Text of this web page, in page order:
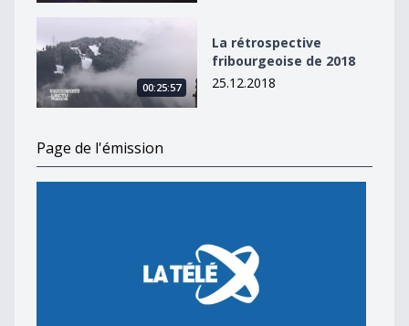
00:25:57
La rétrospective
fribourgeoise de 2018
25.12.2018
Page de l'émission